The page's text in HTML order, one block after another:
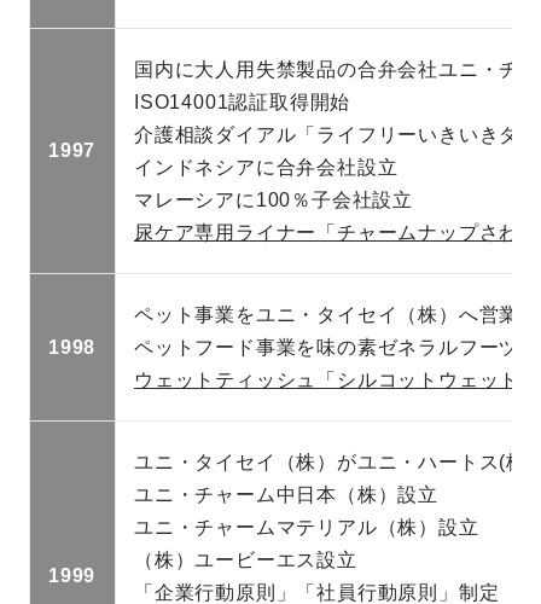
1997
国内に大人用失禁製品の合弁会社ユニ・チ
ISO14001認証取得開始
介護相談ダイアル「ライフリーいきいきダ
インドネシアに合弁会社設立
マレーシアに100％子会社設立
尿ケア専用ライナー「チャームナップさわ
1998
ペット事業をユニ・タイセイ（株）へ営業
ペットフード事業を味の素ゼネラルフーヅ(
ウェットティッシュ「シルコットウェット
1999
ユニ・タイセイ（株）がユニ・ハートス(株)
ユニ・チャーム中日本（株）設立
ユニ・チャームマテリアル（株）設立
（株）ユービーエス設立
「企業行動原則」「社員行動原則」制定